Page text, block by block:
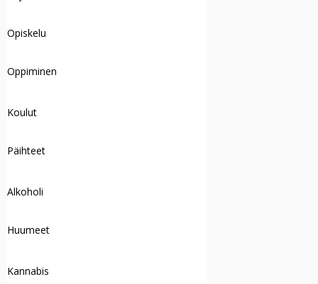
Opiskelu
Oppiminen
Koulut
Päihteet
Alkoholi
Huumeet
Kannabis